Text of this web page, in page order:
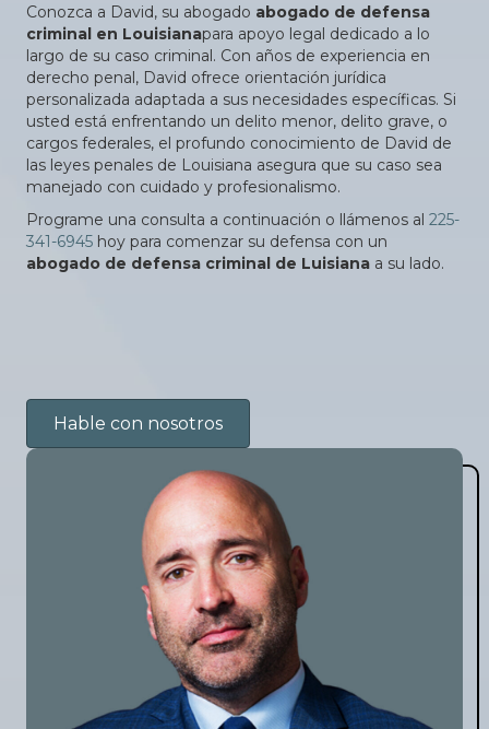
Conozca a David, su abogado abogado de defensa
criminal en Louisianapara apoyo legal dedicado a lo
largo de su caso criminal. Con años de experiencia en
derecho penal, David ofrece orientación jurídica
personalizada adaptada a sus necesidades específicas. Si
usted está enfrentando un delito menor, delito grave, o
cargos federales, el profundo conocimiento de David de
las leyes penales de Louisiana asegura que su caso sea
manejado con cuidado y profesionalismo.
Programe una consulta a continuación o llámenos al 225-
341-6945 hoy para comenzar su defensa con un
abogado de defensa criminal de Luisiana a su lado.
Hable con nosotros